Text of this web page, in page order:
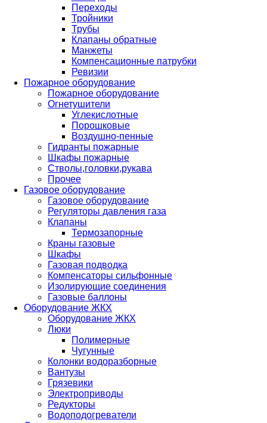
Переходы
Тройники
Трубы
Клапаны обратные
Манжеты
Компенсационные патрубки
Ревизии
Пожарное оборудование
Пожарное оборудование
Огнетушители
Углекислотные
Порошковые
Воздушно-пенные
Гидранты пожарные
Шкафы пожарные
Стволы,головки,рукава
Прочее
Газовое оборудование
Газовое оборудование
Регуляторы давления газа
Клапаны
Термозапорные
Краны газовые
Шкафы
Газовая подводка
Компенсаторы сильфонные
Изолирующие соединения
Газовые баллоны
Оборудование ЖКХ
Оборудование ЖКХ
Люки
Полимерные
Чугунные
Колонки водоразборные
Вантузы
Грязевики
Электроприводы
Редукторы
Водоподогреватели